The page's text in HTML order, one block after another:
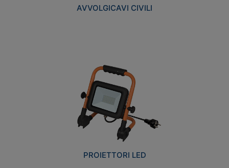
AVVOLGICAVI CIVILI
PROIETTORI LED